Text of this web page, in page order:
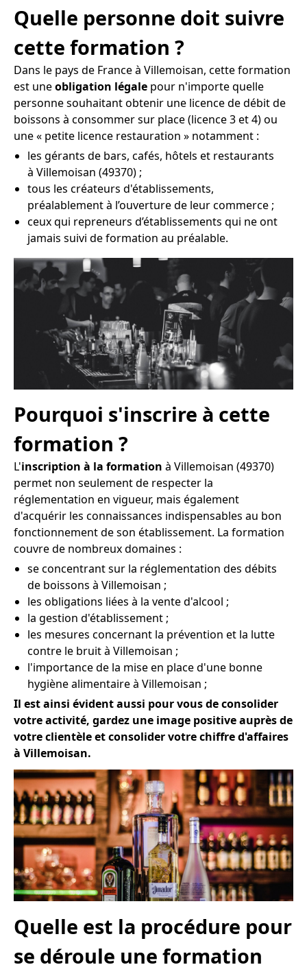
Quelle personne doit suivre
cette formation ?
Dans le pays de France à Villemoisan, cette formation
est uneobligation légale pour n'importe quelle
personne souhaitant obtenir une licence de débit de
boissons à consommer sur place (licence 3 et 4) ou
une « petite licence restauration » notamment :
les gérants de bars, cafés, hôtels et restaurants
à Villemoisan (49370) ;
tous les créateurs d'établissements,
préalablement à l’ouverture de leur commerce ;
ceux qui repreneurs d’établissements qui ne ont
jamais suivi de formation au préalable.
Pourquoi s'inscrire à cette
formation ?
L'inscription à la formation à Villemoisan (49370)
permet non seulement de respecter la
réglementation en vigueur, mais également
d'acquérir les connaissances indispensables au bon
fonctionnement de son établissement. La formation
couvre de nombreux domaines :
se concentrant sur la réglementation des débits
de boissons à Villemoisan ;
les obligations liées à la vente d'alcool ;
la gestion d'établissement ;
les mesures concernant la prévention et la lutte
contre le bruit à Villemoisan ;
l'importance de la mise en place d'une bonne
hygiène alimentaire à Villemoisan ;
Il est ainsi évident aussi pour vous de consolider
votre activité, gardez une image positive auprès de
votre clientèle et consolider votre chiffre d'affaires
à Villemoisan.
Quelle est la procédure pour
se déroule une formation